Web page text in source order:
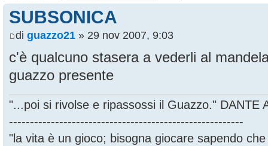
SUBSONICA
di guazzo21 » 29 nov 2007, 9:03
c'è qualcuno stasera a vederli al
guazzo presente
"...poi si rivolse e ripassossi il Guazzo." DANTE
--------------------------------------------------------
"la vita è un gioco; bisogna giocare sapendo